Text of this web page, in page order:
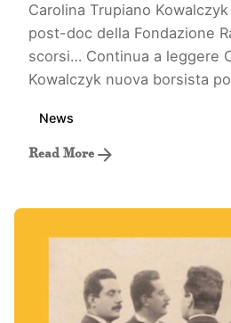
Carolina Trupiano
post-doc della Fondazione
scorsi… Continua a leggere
Kowalczyk nuova borsista
News
Read More